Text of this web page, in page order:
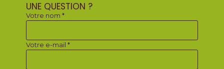
UNE QUESTION ?
Votre nom *
Votre e-mail *